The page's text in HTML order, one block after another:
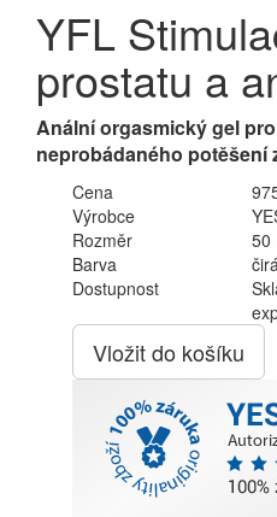
YFL
prostatu a
Anální orgasmický gel
neprobádaného potěšení
Cena
Výrobce
Rozměr
50
Barva
Dostupnost
Vložit do košíku